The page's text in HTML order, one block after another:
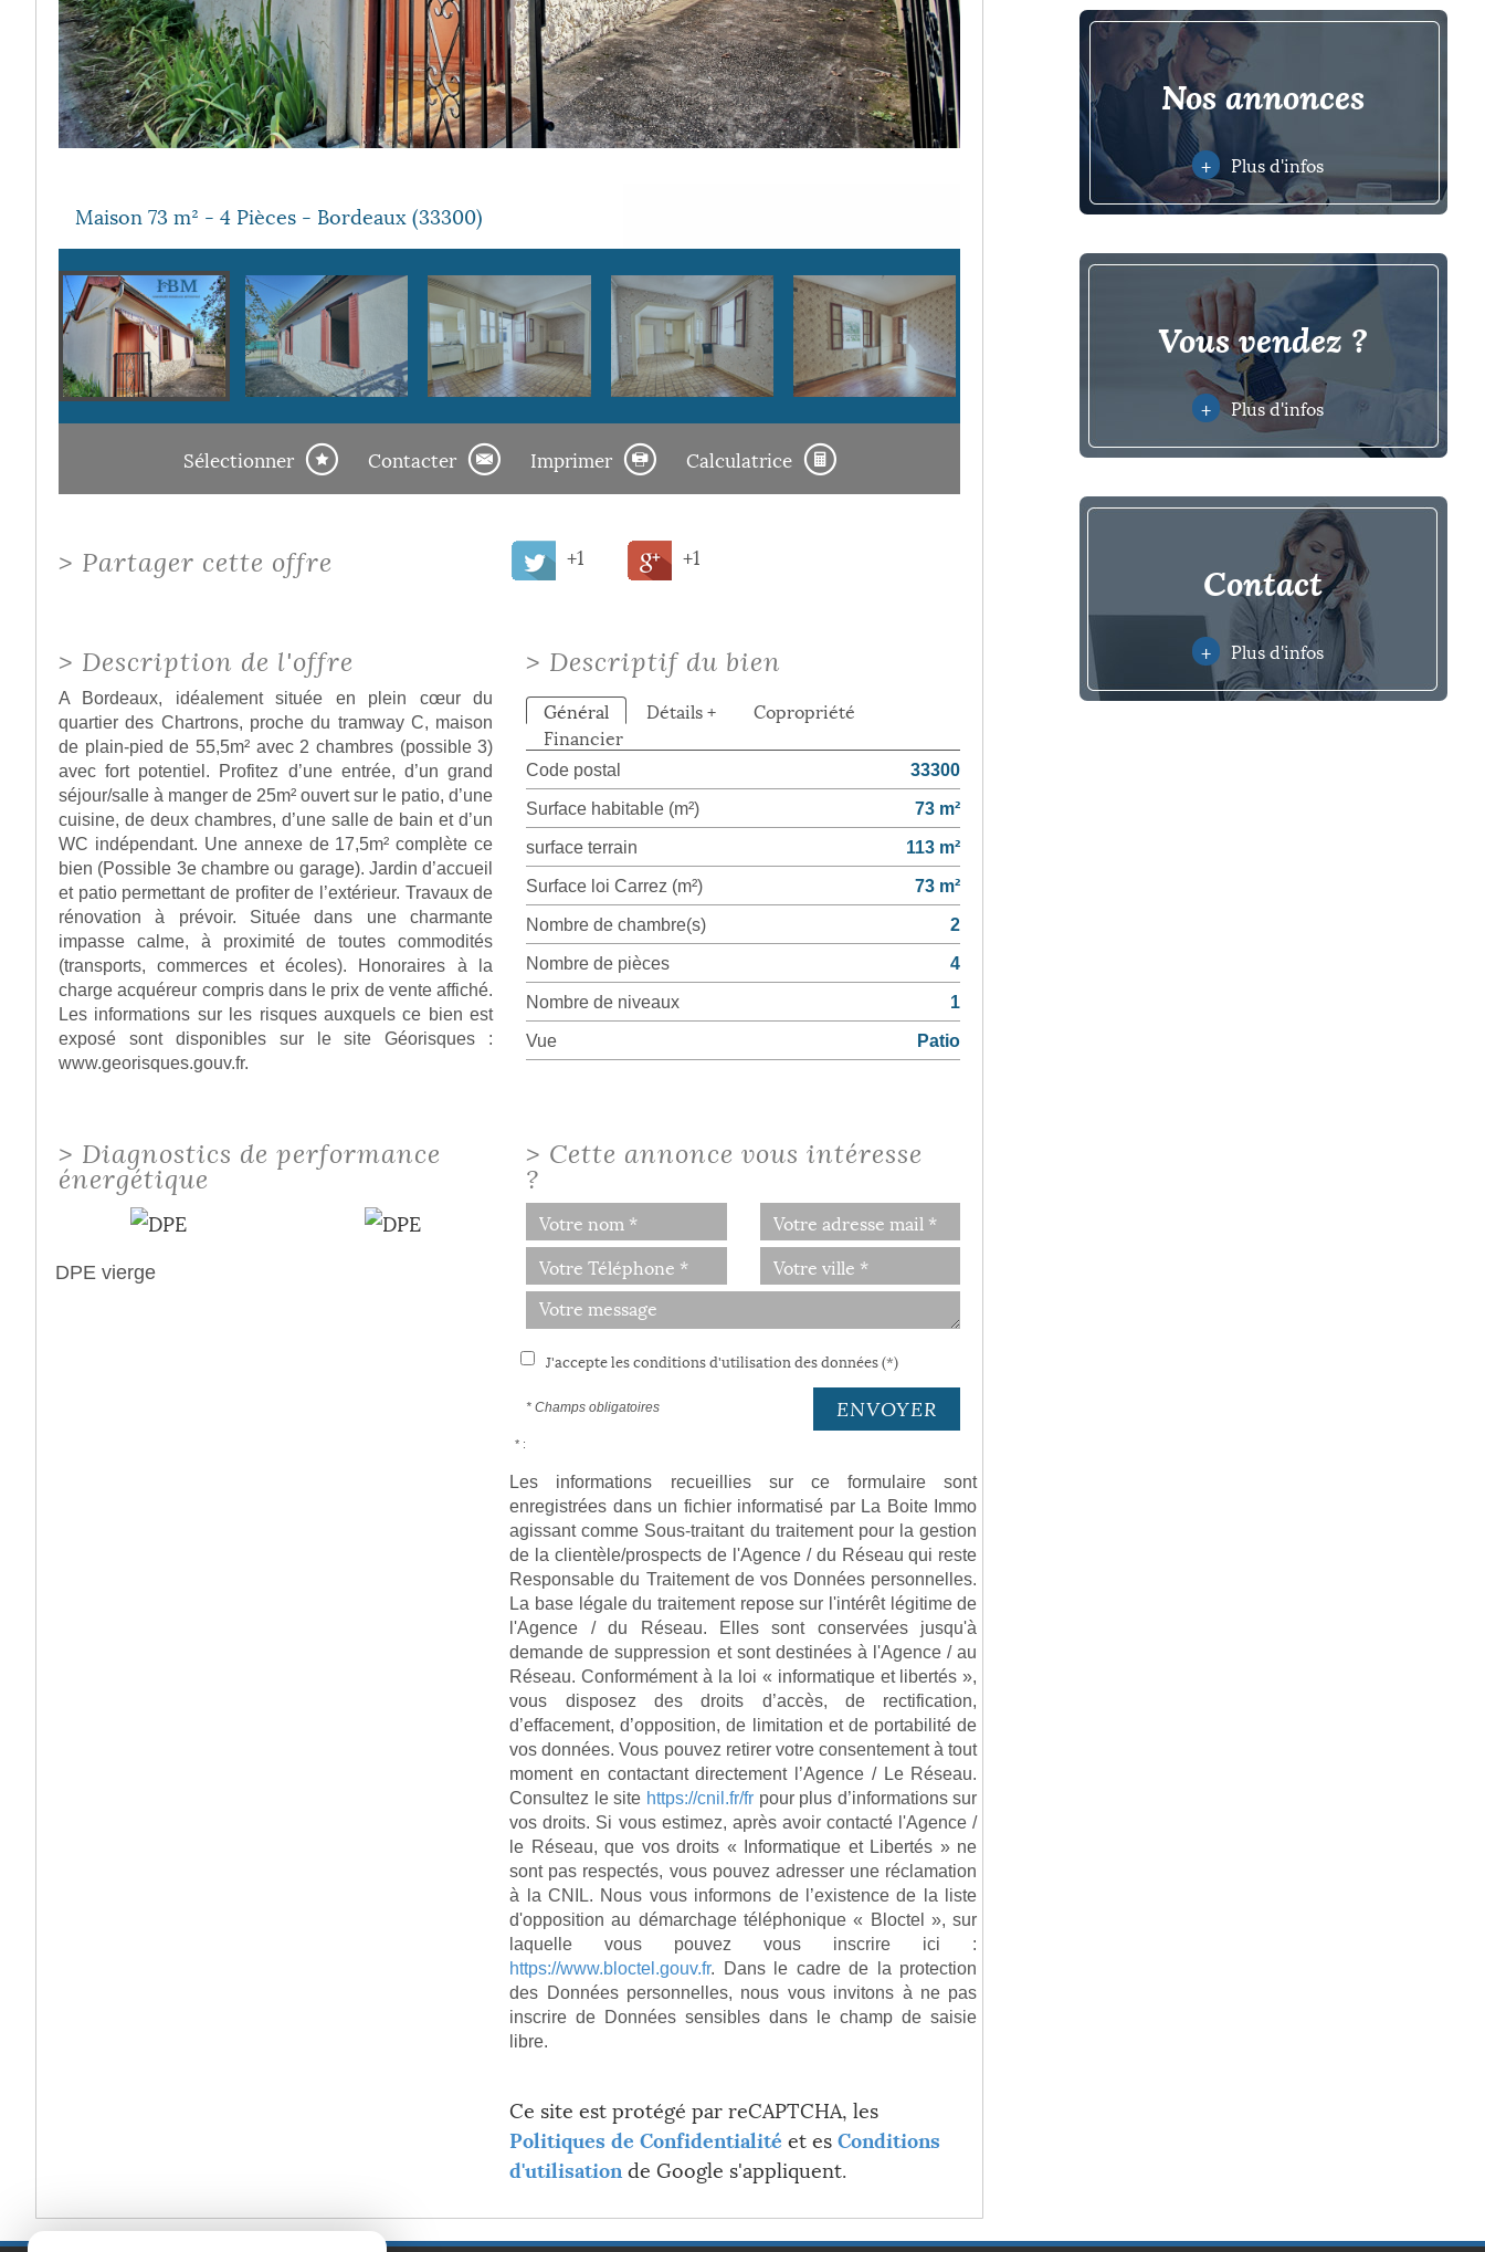
Maison 73 m² - 4 Pièces - Bordeaux (33300)
Sélectionner Contacter Imprimer Calculatrice
> Partager cette offre +1 +1
> Description de l'offre
A Bordeaux, idéalement située en plein cœur du
quartier des Chartrons, proche du tramway C, maison
de plain-pied de 55,5m² avec 2 chambres (possible 3)
avec fort potentiel. Profitez d’une entrée, d’un grand
séjour/salle à manger de 25m² ouvert sur le patio, d’une
cuisine, de deux chambres, d’une salle de bain et d’un
WC indépendant. Une annexe de 17,5m² complète ce
bien (Possible 3e chambre ou garage). Jardin d’accueil
et patio permettant de profiter de l’extérieur. Travaux de
rénovation à prévoir. Située dans une charmante
impasse calme, à proximité de toutes commodités
(transports, commerces et écoles). Honoraires à la
charge acquéreur compris dans le prix de vente affiché.
Les informations sur les risques auxquels ce bien est
exposé sont disponibles sur le site Géorisques :
www.georisques.gouv.fr.
> Descriptif du bien
Général Détails +
Copropriété
Financier
Code postal
33300
Surface habitable (m²)
73 m²
surface terrain
113 m²
Surface loi Carrez (m²)
73 m²
Nombre de chambre(s)
2
Nombre de pièces
4
Nombre de niveaux
1
Vue
Patio
> Diagnostics de performance
énergétique
DPE vierge
> Cette annonce vous intéresse
?
J'accepte les conditions d'utilisation des données (*)
* Champs obligatoires ENVOYER
* :
Les informations recueillies sur ce formulaire sont
enregistrées dans un fichier informatisé par La Boite Immo
agissant comme Sous-traitant du traitement pour la gestion
de la clientèle/prospects de l'Agence / du Réseau qui reste
Responsable du Traitement de vos Données personnelles.
La base légale du traitement repose sur l'intérêt légitime de
l'Agence / du Réseau. Elles sont conservées jusqu'à
demande de suppression et sont destinées à l'Agence / au
Réseau. Conformément à la loi « informatique et libertés »,
vous disposez des droits d’accès, de rectification,
d’effacement, d’opposition, de limitation et de portabilité de
vos données. Vous pouvez retirer votre consentement à tout
moment en contactant directement l’Agence / Le Réseau.
Consultez le site https://cnil.fr/frpour plus d’informations sur
vos droits. Si vous estimez, après avoir contacté l'Agence /
le Réseau, que vos droits « Informatique et Libertés » ne
sont pas respectés, vous pouvez adresser une réclamation
à la CNIL. Nous vous informons de l’existence de la liste
d'opposition au démarchage téléphonique « Bloctel », sur
laquelle vous pouvez vous inscrire ici :
https://www.bloctel.gouv.fr. Dans le cadre de la protection
des Données personnelles, nous vous invitons à ne pas
inscrire de Données sensibles dans le champ de saisie
libre.
Ce site est protégé par reCAPTCHA, les
Politiques de Confidentialité et esConditions
d'utilisation de Google s'appliquent.
nos annonces
Plus d'infos
+
vous vendez ?
Plus d'infos
+
contact
Plus d'infos
+